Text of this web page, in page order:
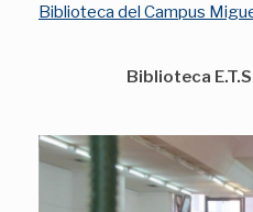
Biblioteca del Campus
Biblioteca